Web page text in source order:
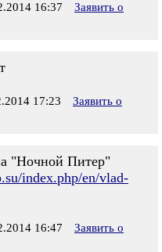
16:37
Заявить о
17:23
Заявить о
"Ночной Питер"
index.php/en/vlad-
16:47
Заявить о